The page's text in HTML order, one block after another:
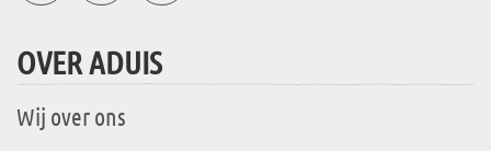
OVER ADUIS
Wij over ons